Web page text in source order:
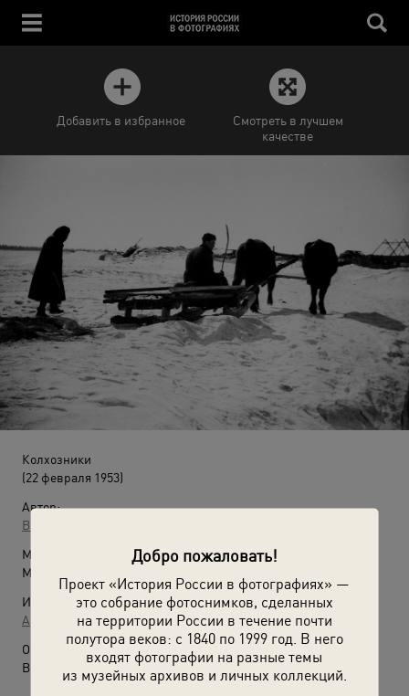
Добро пожаловать!
Проект «История России в фотографиях» —
это собрание фотоснимков, сделанных
на территории России в течение почти
полутора веков: с 1840 по 1999 год. В него
входят фотографии на разные темы
из музейных архивов и личных коллекций.
Добавить в избранное
Смотреть в лучшем
качестве
Колхозники
(22 февраля 1953)
Автор:
Валентин Хухлаев
Место съемки:
Московская обл., Серпуховский р-н
Источники:
Архив Валентина Хухлаева / © Галерея Люмьер
О фотографии:
Выставка
«По России на санях»с этой фотографией.